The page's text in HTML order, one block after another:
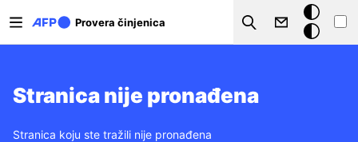
Provera činjenica
Search
Tamna
pozadina
Stranica nije pronađena
Stranica koju ste tražili nije pronađena